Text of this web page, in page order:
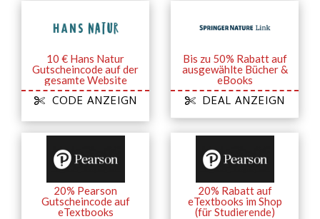
10 € Hans Natur
Gutscheincode auf der
gesamte Website
CODE ANZEIGN
Bis zu 50% Rabatt auf
ausgewählte Bücher &
eBooks
DEAL ANZEIGN
20% Pearson
Gutscheincode auf
eTextbooks
20% Rabatt auf
eTextbooks im Shop
(für Studierende)